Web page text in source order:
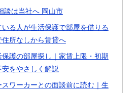
談は当社へ 岡山市
る人が生活保護で部屋を借りる
所なしから賃貸へ
保護の部屋探し｜家賃上限・初期
をやさしく解説
スワーカーとの面談前に読む｜生